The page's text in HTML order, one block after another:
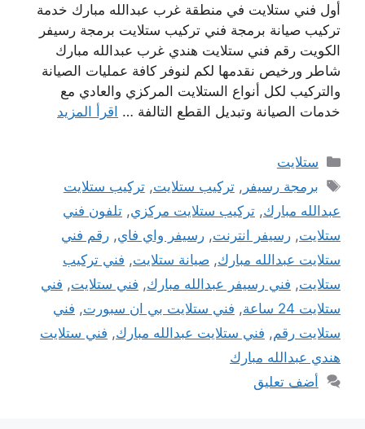
أول فني ستلايت في منطقة غرب عبدالله مبارك خدمة
تركيب صيانة برمجة فني تركيب ستلايت برمجة رسيفر
الكويت رقم فني ستلايت هندي غرب عبدالله مبارك
شاطر ورخيص نقدمها لكم لنوفر كافة عمليات الصيانة
والتركيب لكل أنواع الستلايت المركزي والعادي مع
خدمات الصيانة وتبديل القطع التالفة … اقرأ المزيد
التصنيفات
ستلايت
الوسوم
برمجة رسيفر ,تركيب ستلايت,تركيب ستلايت
عبدالله مبارك, تركيب ستلايت مركزي, تلفون فني
ستلايت, رسيفر انترنت, رسيفر واي فاي, رقم فني
ستلايت عبدالله مبارك, صيانة ستلايت, فني تركيب
ستلايت, فني رسيفر عبدالله مبارك, فني ستلايت, فني
ستلايت 24 ساعة
, فني ستلايت بي ان سبورت, فني
ستلايت رقم, فني ستلايت عبدالله مبارك, فني ستلايت
هندي عبدالله مبارك
أضف تعليق